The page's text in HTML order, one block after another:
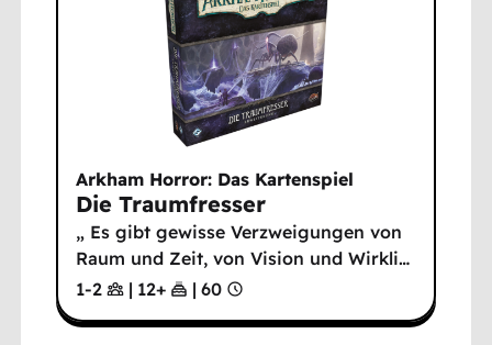
Arkham Horror: Das Kartenspiel
Die Traumfresser
„ Es gibt gewisse Verzweigungen von
Raum und Zeit, von Vision und Wirkli…
1-2
| 12+ | 60